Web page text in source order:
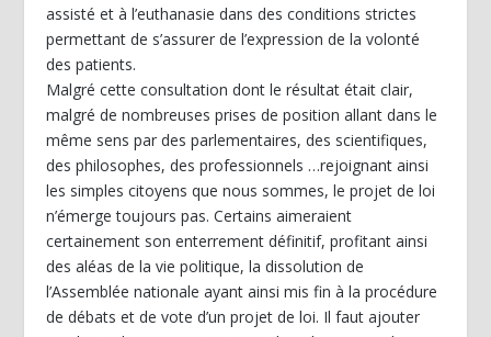
assisté et à l’euthanasie dans des conditions strictes
permettant de s’assurer de l’expression de la volonté
des patients.
Malgré cette consultation dont le résultat était clair,
malgré de nombreuses prises de position allant dans le
même sens par des parlementaires, des scientifiques,
des philosophes, des professionnels …rejoignant ainsi
les simples citoyens que nous sommes, le projet de loi
n’émerge toujours pas. Certains aimeraient
certainement son enterrement définitif, profitant ainsi
des aléas de la vie politique, la dissolution de
l’Assemblée nationale ayant ainsi mis fin à la procédure
de débats et de vote d’un projet de loi. Il faut ajouter